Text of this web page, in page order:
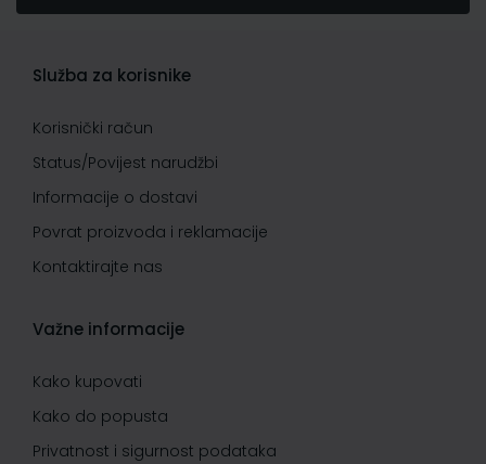
Služba za korisnike
Korisnički račun
Status/Povijest narudžbi
Informacije o dostavi
Povrat proizvoda i reklamacije
Kontaktirajte nas
Važne informacije
Kako kupovati
Kako do popusta
Privatnost i sigurnost podataka